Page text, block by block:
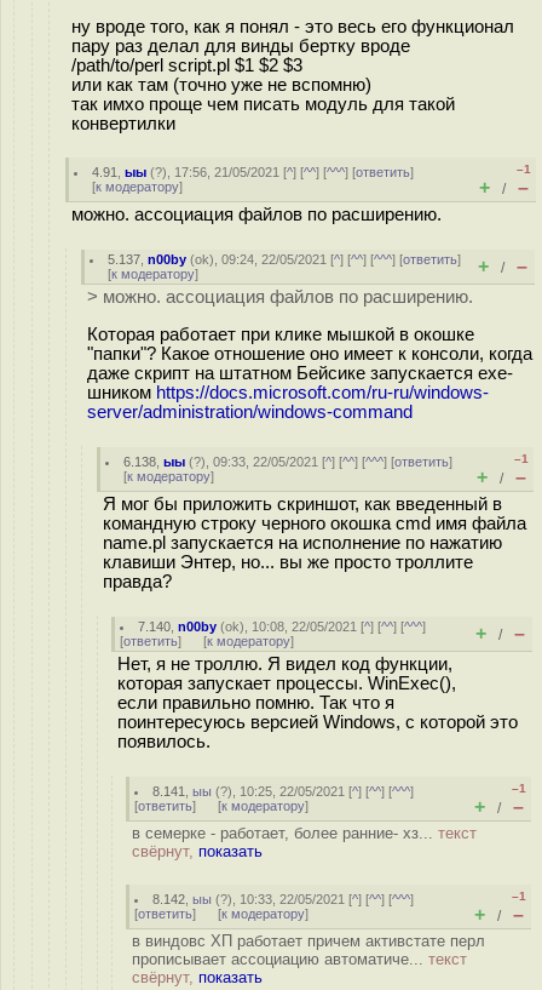
ну вроде того, как я понял - это весь его функционал
пару раз делал для винды бертку вроде
/path/to/perl script.pl $1 $2 $3
или как там (точно уже не вспомню)
так имхо проще чем писать модуль для такой
конвертилки
4.91 ,ыы (?), 17:56, 21/05/2021 [^] [^^] [^^^] [ответить]
[к модератору]
–1
+ / –
можно. ассоциация файлов по расширению.
5.137 ,n00by (ok), 09:24, 22/05/2021 [^] [^^] [^^^] [ответить]
[к модератору] + / –
> можно. ассоциация файлов по расширению.
Которая работает при клике мышкой в окошке
"папки"? Какое отношение оно имеет к консоли, когда
даже скрипт на штатном Бейсике запускается exe-
шником https://docs.microsoft.com/ru-ru/windows-
server/administration/windows-command
6.138 ,ыы (?), 09:33, 22/05/2021 [^] [^^] [^^^] [ответить]
[к модератору]
–1
+ / –
Я мог бы приложить скриншот, как введенный в
командную строку черного окошка cmd имя файла
name.pl запускается на исполнение по нажатию
клавиши Энтер, но... вы же просто троллите
правда?
7.140 ,n00by (ok), 10:08, 22/05/2021 [^] [^^] [^^^]
[ответить] [к модератору] + / –
Нет, я не троллю. Я видел код функции,
которая запускает процессы. WinExec(),
если правильно помню. Так что я
поинтересуюсь версией Windows, с которой это
появилось.
8.141 ,ыы (?), 10:25, 22/05/2021 [^] [^^] [^^^]
[ответить] [к модератору]
–1
+ / –
в семерке - работает, более ранние- хз... текст
свёрнут, показать
8.142 ,ыы (?), 10:33, 22/05/2021 [^] [^^] [^^^]
[ответить] [к модератору]
–1
+ / –
в виндовс ХП работает причем активстате перл
прописывает ассоциацию автоматиче... текст
свёрнут, показать